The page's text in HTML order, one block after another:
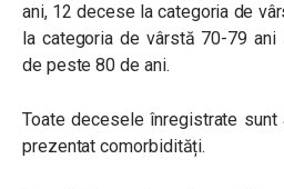
ani, 12 decese la categoria de
la categoria de vârstă 70-79
de peste 80 de ani.
Toate decesele înregistrate sunt
prezentat comorbidități.